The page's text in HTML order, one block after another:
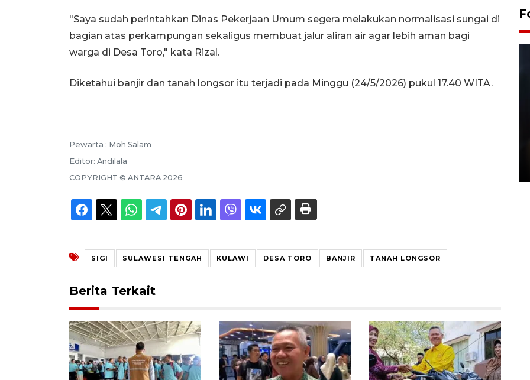
"Saya sudah perintahkan Dinas Pekerjaan Umum segera melakukan normalisasi sungai di
bagian atas perkampungan sekaligus membuat jalur aliran air agar lebih aman bagi
warga di Desa Toro," kata Rizal.
Diketahui banjir dan tanah longsor itu terjadi pada Minggu (24/5/2026) pukul 17.40 WITA.
Pewarta : Moh Salam
Editor: Andilala
COPYRIGHT © ANTARA 2026
SIGI SULAWESI TENGAH KULAWI DESA TORO BANJIR TANAH LONGSOR
Berita Terkait